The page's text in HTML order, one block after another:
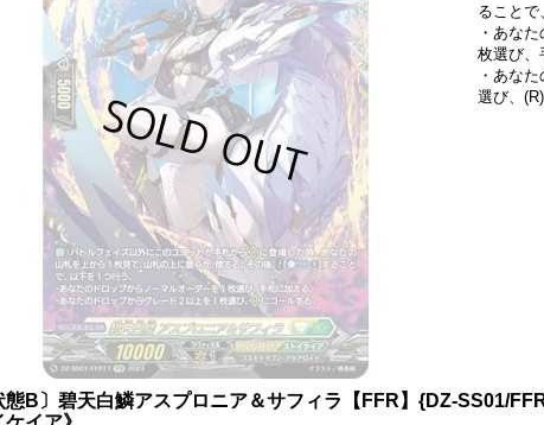
ることで
・あな
枚選び、
・あな
選び、
態B〕碧天白鱗アスプロニア＆サフィラ【FFR】{DZ-SS01/